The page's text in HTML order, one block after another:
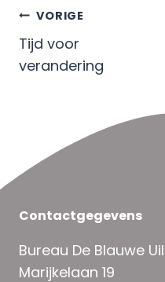
VORIGE
Tijd voor
verandering
Contactgegevens
Bureau De Blauwe Uil
Marijkelaan 19